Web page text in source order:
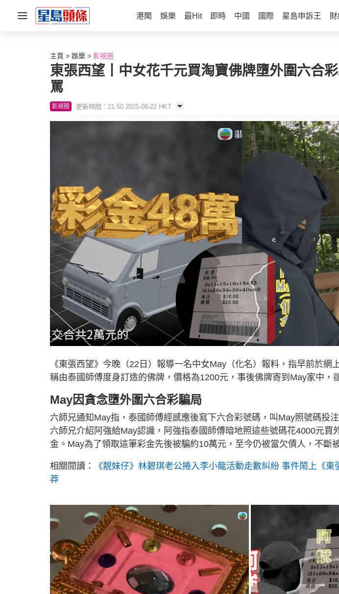
港聞 娛樂 最Hit 即時 中國 國際 星島申訴王 財
主頁 娛樂 影視圈
東張西望丨中女花千元買淘寶佛牌墮外圍六合
罵
影視圈 更新時間：21:50 2025-08-22 HKT
《東張西望》今晚（22日）報導一名中女May（化名）報料，指早前於網
稱由泰國師傅度身訂造的佛牌，價格為1200元，事後佛牌寄到May家中，
May因貪念墮外圍六合彩騙局
六師兄通知May指，泰國師傅經感應後寫下六合彩號碼，叫May照號碼投
六師兄介紹阿強給May認識，阿強指泰國師傅暗地照這些號碼花4000元買
金。May為了領取這筆彩金先後被騙約10萬元，至今仍被當欠債人，不斷
相關閱讀：
《靚妹仔》林碧琪老公捲入李小龍活動走數糾紛 事件鬧上《
莽